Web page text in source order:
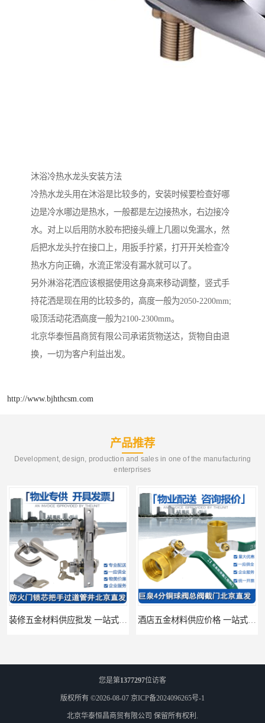
沐浴冷热水龙头安装方法
冷热水龙头用在沐浴是比较多的，安装时候要检查好哪
边是冷水哪边是热水，一般都是左边接热水，右边接冷
水。对上以后用防水胶布把接头缠上几圈以免漏水，然
后把水龙头拧在接口上，用扳手拧紧，打开开关检查冷
热水方向正确，水流正常没有漏水就可以了。
另外淋浴花洒应该根据使用这身高来移动调整，竖式手
持花洒是现在用的比较多的，高度一般为2050-2200mm;
吸顶活动花洒高度一般为2100-2300mm。
北京华泰恒昌商贸有限公司承诺货物送达，货物自由退
换，一切为客户利益出发。
http://www.bjhthcsm.com
产品推荐
Development, design, production and sales in one of the manufacturing
enterprises
您是第1377297位访客
版权所有 ©2026-08-07 京ICP备2024096265号-1
北京华泰恒昌商贸有限公司 保留所有权利.